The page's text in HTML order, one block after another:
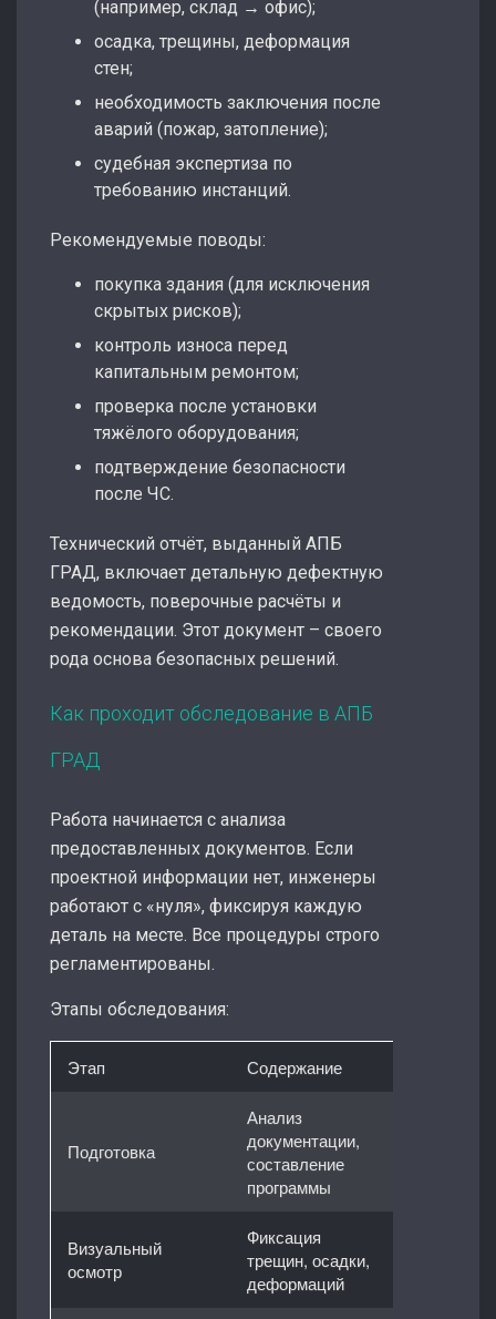
(например, склад → офис);
осадка, трещины, деформация
стен;
необходимость заключения после
аварий (пожар, затопление);
судебная экспертиза по
требованию инстанций.
Рекомендуемые поводы:
покупка здания (для исключения
скрытых рисков);
контроль износа перед
капитальным ремонтом;
проверка после установки
тяжёлого оборудования;
подтверждение безопасности
после ЧС.
Технический отчёт, выданный АПБ
ГРАД, включает детальную дефектную
ведомость, поверочные расчёты и
рекомендации. Этот документ – своего
рода основа безопасных решений.
Как проходит обследование в АПБ
ГРАД
Работа начинается с анализа
предоставленных документов. Если
проектной информации нет, инженеры
работают с «нуля», фиксируя каждую
деталь на месте. Все процедуры строго
регламентированы.
Этапы обследования:
Этап Содержание
Подготовка
Анализ
документации,
составление
программы
Визуальный
осмотр
Фиксация
трещин, осадки,
деформаций